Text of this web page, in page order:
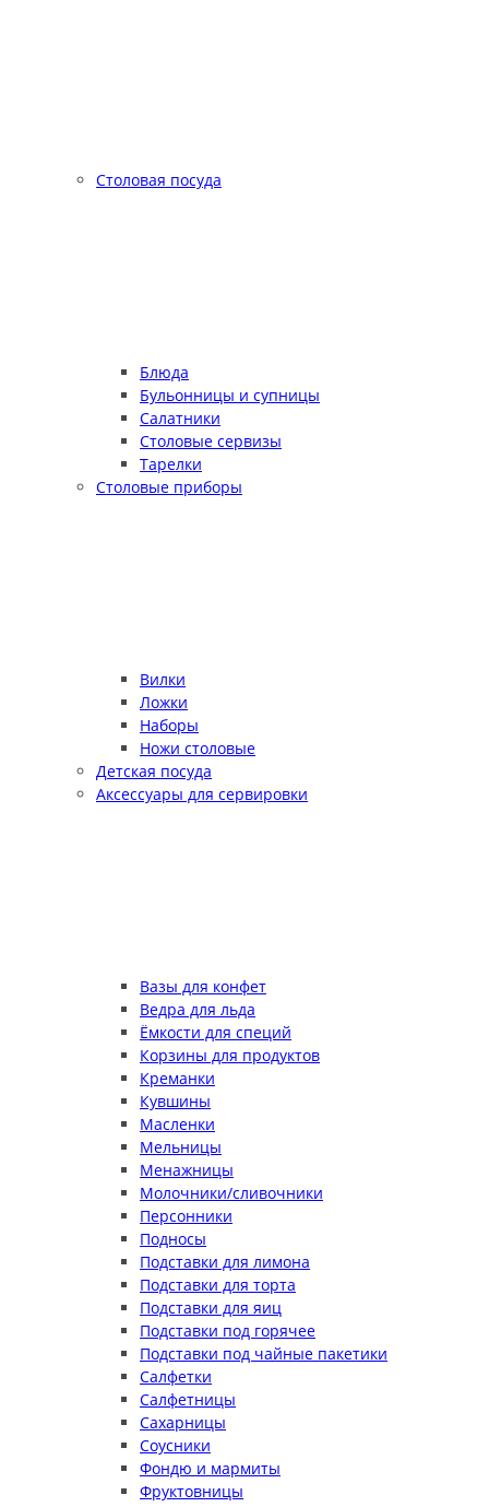
Столовая посуда
Блюда
Бульонницы и супницы
Салатники
Столовые сервизы
Тарелки
Столовые приборы
Вилки
Ложки
Наборы
Ножи столовые
Детская посуда
Аксессуары для сервировки
Вазы для конфет
Ведра для льда
Ёмкости для специй
Корзины для продуктов
Креманки
Кувшины
Масленки
Мельницы
Менажницы
Молочники/сливочники
Персонники
Подносы
Подставки для лимона
Подставки для торта
Подставки для яиц
Подставки под горячее
Подставки под чайные пакетики
Салфетки
Салфетницы
Сахарницы
Соусники
Фондю и мармиты
Фруктовницы